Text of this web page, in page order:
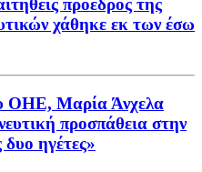
χάθηκε εκ των έσω
ΟΗΕ, Μαρία Άνχελα
προσπάθεια στην
ηγέτες»